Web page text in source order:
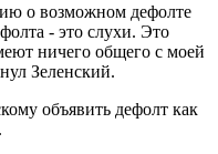
о возможном дефолте
- это слухи. Это
ничего общего с моей
Зеленский.
объявить дефолт как